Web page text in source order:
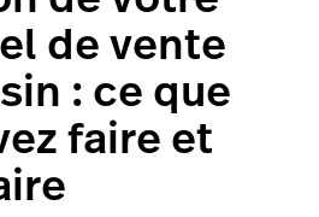
de vente
: ce que
faire et